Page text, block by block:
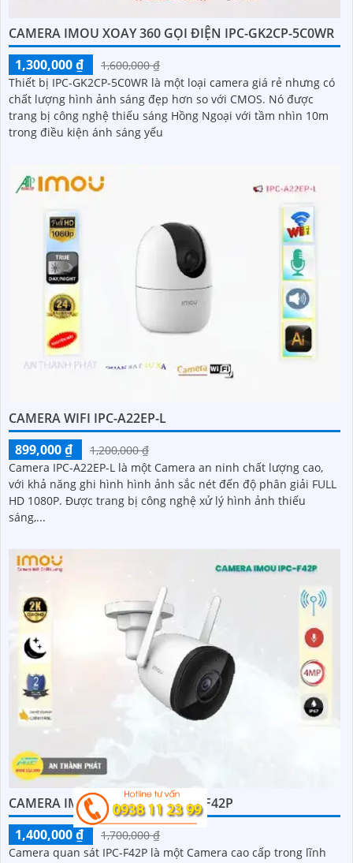
CAMERA IMOU XOAY 360 GỌI ĐIỆN IPC-GK2CP-5C0WR
1,300,000 ₫
1,600,000 ₫
Thiết bị IPC-GK2CP-5C0WR là một loại camera giá rẻ nhưng có
chất lượng hình ảnh sáng đẹp hơn so với CMOS. Nó được
trang bị công nghệ thiếu sáng Hồng Ngoại với tầm nhìn 10m
trong điều kiện ánh sáng yếu
CAMERA WIFI IPC-A22EP-L
899,000 ₫
1,200,000 ₫
Camera IPC-A22EP-L là một Camera an ninh chất lượng cao,
với khả năng ghi hình hình ảnh sắc nét đến độ phân giải FULL
HD 1080P. Được trang bị công nghệ xử lý hình ảnh thiếu
sáng,...
CAMERA IMOU NGOÀI TRỜI IPC-F42P
1,400,000 ₫
1,700,000 ₫
Camera quan sát IPC-F42P là một Camera cao cấp trong lĩnh